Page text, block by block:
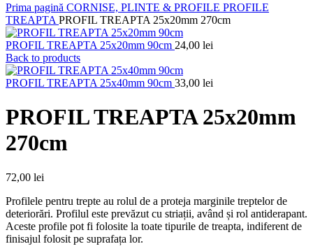
Prima pagină CORNISE, PLINTE & PROFILE PROFILE
TREAPTA PROFIL TREAPTA 25x20mm 270cm
PROFIL TREAPTA 25x20mm 90cm 24,00 lei
Back to products
PROFIL TREAPTA 25x40mm 90cm 33,00 lei
PROFIL TREAPTA 25x20mm
270cm
72,00 lei
Profilele pentru trepte au rolul de a proteja marginile treptelor de
deteriorări. Profilul este prevăzut cu striații, având și rol antiderapant.
Aceste profile pot fi folosite la toate tipurile de treapta, indiferent de
finisajul folosit pe suprafața lor.